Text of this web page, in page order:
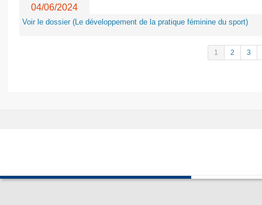
04/06/2024
Voir le dossier (Le développement de la pratique féminine du sport)
1 2 3